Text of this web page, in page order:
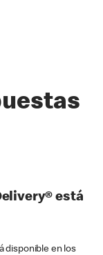
está
disponible en los